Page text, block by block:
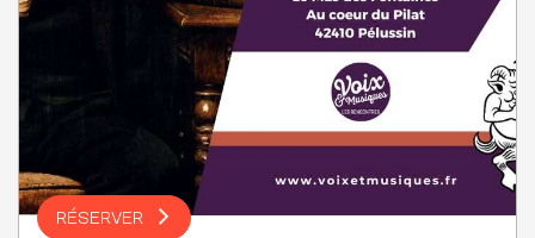
RÉSERVER